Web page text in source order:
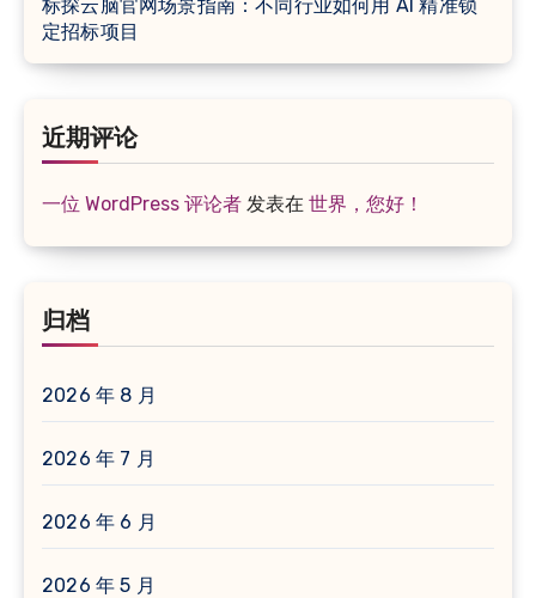
标探云脑官网场景指南：不同行业如何用 AI 精准锁
定招标项目
近期评论
一位 WordPress 评论者 发表在 世界，您好！
归档
2026 年 8 月
2026 年 7 月
2026 年 6 月
2026 年 5 月